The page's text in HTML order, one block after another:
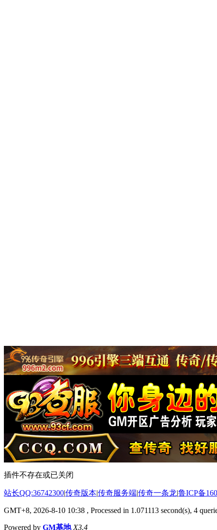
插件不存在或已关闭
站长QQ:36742300|传奇版本|传奇服务端|传奇一条龙|鲁ICP备
GMT+8, 2026-8-10 10:38 , Processed in 1.071113 second(s), 4
Powered by GM基地 X3.4